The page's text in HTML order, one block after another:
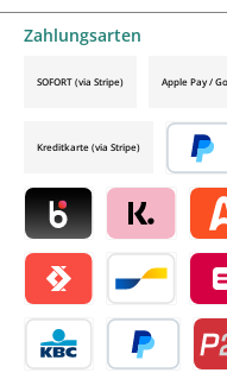
Zahlungsarten
Blik by mollieKlarna by mollie
Satispay by mollieBancontact by
SOFORT (via Stripe) Apple Pay /
Kreditkarte (via Stripe)
Später